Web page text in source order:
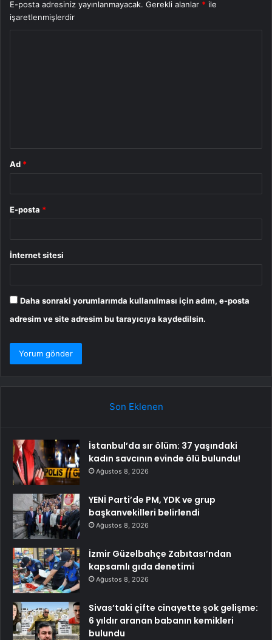
E-posta adresiniz yayınlanmayacak. Gerekli alanlar * ile
işaretlenmişlerdir
Ad *
E-posta *
İnternet sitesi
Daha sonraki yorumlarımda kullanılması için adım, e-posta
adresim ve site adresim bu tarayıcıya kaydedilsin.
Son Eklenen
İstanbul’da sır ölüm: 37 yaşındaki
kadın savcının evinde ölü bulundu!
Ağustos 8, 2026
YENİ Parti’de PM, YDK ve grup
başkanvekilleri belirlendi
Ağustos 8, 2026
İzmir Güzelbahçe Zabıtası’ndan
kapsamlı gıda denetimi
Ağustos 8, 2026
Sivas’taki çifte cinayette şok gelişme:
6 yıldır aranan babanın kemikleri
bulundu